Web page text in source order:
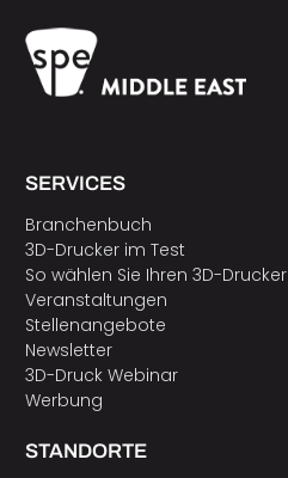
SERVICES
Branchenbuch
3D-Drucker im Test
So wählen Sie Ihren 3D-Drucker
Veranstaltungen
Stellenangebote
Newsletter
3D-Druck Webinar
Werbung
STANDORTE